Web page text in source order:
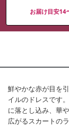
お届け目安14
鮮やかな赤が目を
イルのドレスです
に落とし込み、華
広がるスカートの